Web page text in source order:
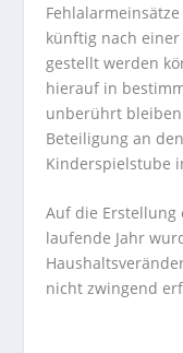
künftig nach
gestellt werden
hierauf in
unberührt
Beteiligung an
Kinderspielstube
Auf die Erstellung
laufende Jahr
nicht zwingend